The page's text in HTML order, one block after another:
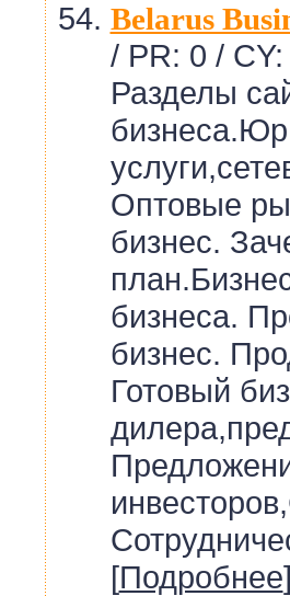
Belarus
/ PR: 0 /
Разделы
Оптовые
бизнес.
бизнеса.
бизнес.
Готовый
[Подробнее